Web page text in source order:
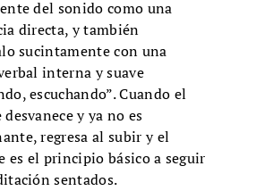
del sonido como una
directa, y también
sucintamente con una
interna y suave
escuchando”. Cuando el
y ya no es
regresa al subir y el
es el principio básico a seguir
sentados.